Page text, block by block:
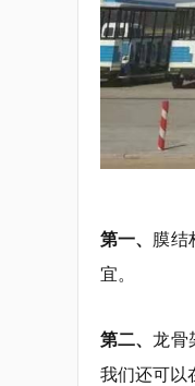
第一、 膜结
宜。
第二、龙骨
我们还可以